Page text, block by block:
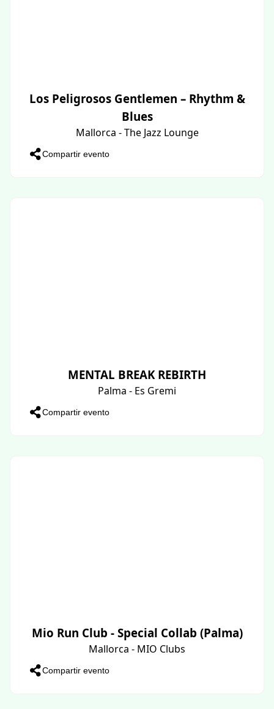
Los Peligrosos Gentlemen – Rhythm &
Blues
Mallorca - The Jazz Lounge
Compartir evento
MENTAL BREAK REBIRTH
Palma - Es Gremi
Compartir evento
Mio Run Club - Special Collab (Palma)
Mallorca - MIO Clubs
Compartir evento